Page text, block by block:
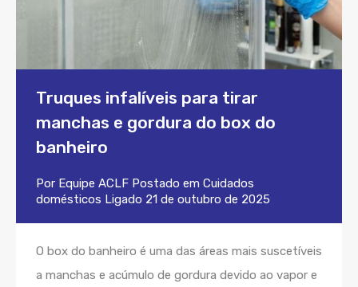
Truques infalíveis para tirar
manchas e gordura do box do
banheiro
Por Equipe ACLF Postado em Cuidados
domésticos Ligado 21 de outubro de 2025
O box do banheiro é uma das áreas mais suscetíveis
a manchas e acúmulo de gordura devido ao vapor e